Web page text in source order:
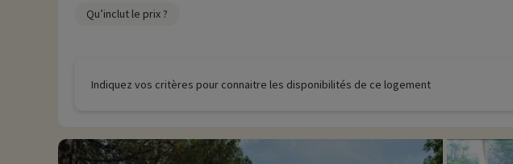
Qu’inclut le prix ?
Indiquez vos critères pour connaitre les disponibilités de ce logement